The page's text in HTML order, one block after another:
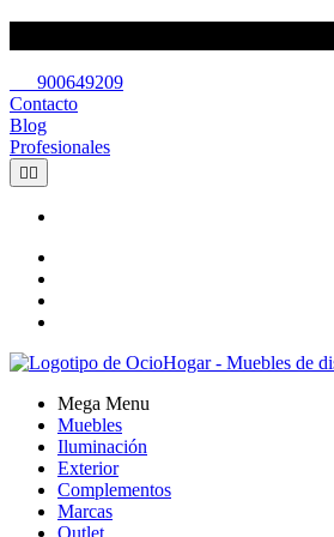
900649209
Contacto
Blog
Profesionales
 
Mega Menu
Muebles
Iluminación
Exterior
Complementos
Marcas
Outlet